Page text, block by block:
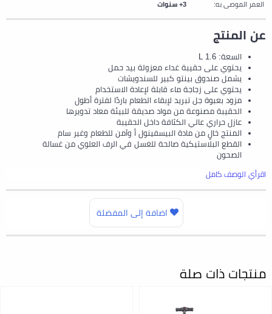
العمر الموصى به: 3+ سنوات
عن المنتج
السعة: 1.6 L
يحتوي على حقيبة غداء معزولة بيد حمل
يشمل صندوق بينتو كبير للسندويشات
يحتوي على زجاجة ماء قابلة لإعادة الاستخدام
مزود بعبوة جل تبريد لإبقاء الطعام باردًا لفترة أطول
الحقيبة مصنوعة من مواد صديقة للبيئة معاد تدويرها
عازل حراري عالي الكثافة داخل الحقيبة
المنتج خالٍ من مادة البيسفينول أ وآمن للطعام وغير سام
القطع البلاستيكية صالحة للغسل في الرف العلوي من غسالة
الصحون
اقرأي الوصف كامل
اضافة إلى المفضلة
منتجات ذات صلة